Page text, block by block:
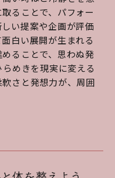
ることで、パフォー
い提案や企画が評価
白い展開が生まれる
ることで、思わぬ発
めきを現実に変える
さと発想力が、周囲